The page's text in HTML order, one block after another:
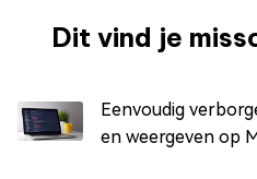
Dit vind je
Eenvoudig
en weergeven op